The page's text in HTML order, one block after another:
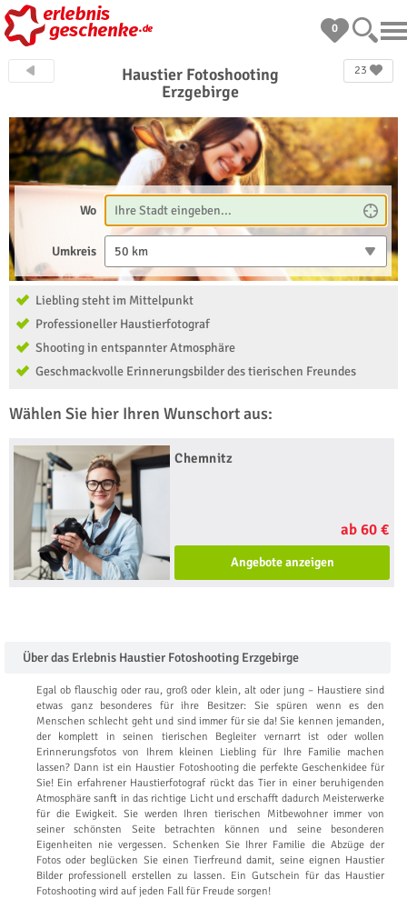
0
23
Haustier Fotoshooting
Erzgebirge
Wo
Umkreis 50 km
Liebling steht im Mittelpunkt
Professioneller Haustierfotograf
Shooting in entspannter Atmosphäre
Geschmackvolle Erinnerungsbilder des tierischen Freundes
Wählen Sie hier Ihren Wunschort aus:
Chemnitz
ab 60 €
Angebote anzeigen
Über das Erlebnis Haustier Fotoshooting Erzgebirge
Egal ob flauschig oder rau, groß oder klein, alt oder jung – Haustiere sind
etwas ganz besonderes für ihre Besitzer: Sie spüren wenn es den
Menschen schlecht geht und sind immer für sie da! Sie kennen jemanden,
der komplett in seinen tierischen Begleiter vernarrt ist oder wollen
Erinnerungsfotos von Ihrem kleinen Liebling für Ihre Familie machen
lassen? Dann ist ein Haustier Fotoshooting die perfekte Geschenkidee für
Sie! Ein erfahrener Haustierfotograf rückt das Tier in einer beruhigenden
Atmosphäre sanft in das richtige Licht und erschafft dadurch Meisterwerke
für die Ewigkeit. Sie werden Ihren tierischen Mitbewohner immer von
seiner schönsten Seite betrachten können und seine besonderen
Eigenheiten nie vergessen. Schenken Sie Ihrer Familie die Abzüge der
Fotos oder beglücken Sie einen Tierfreund damit, seine eignen Haustier
Bilder professionell erstellen zu lassen. Ein Gutschein für das Haustier
Fotoshooting wird auf jeden Fall für Freude sorgen!